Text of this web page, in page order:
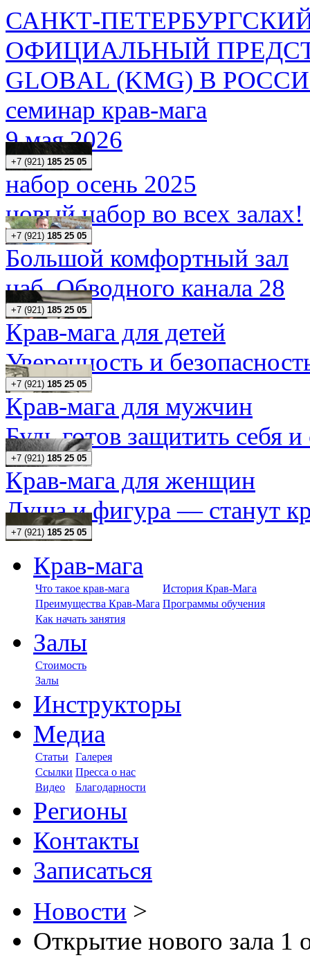
САНКТ-
ОФИЦИАЛЬНЫЙ
GLOBAL (KMG) В
семинар крав-мага
9 мая 2026
+7 (921) 185 25 05
набор осень 2025
новый набор во всех залах!
+7 (921) 185 25 05
Большой комфортный зал
наб. Обводного канала 28
+7 (921) 185 25 05
Крав-мага для детей
Уверенность и
+7 (921) 185 25 05
Крав-мага для мужчин
Будь готов защитить себя
+7 (921) 185 25 05
Крав-мага для женщин
Душа и фигура — станут
+7 (921) 185 25 05
Крав-мага
Что такое крав-мага
История Крав-Мага
Преимущества Крав-Мага Программы обучения
Как начать занятия
Залы
Стоимость
Залы
Инструкторы
Медиа
Статьи
Галерея
Ссылки Пресса о нас
Видео
Благодарности
Регионы
Контакты
Записаться
Новости >
Открытие нового зала 1